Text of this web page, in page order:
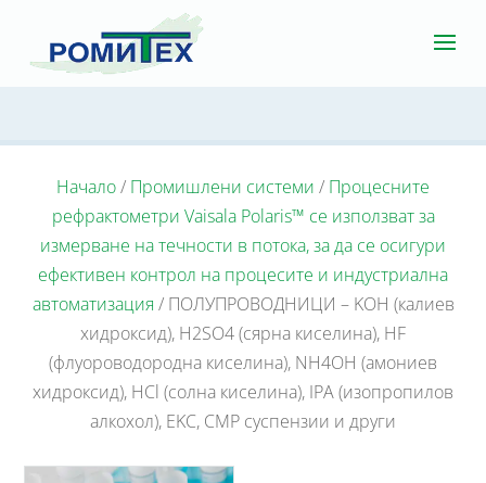
Начало/ Промишлени системи / Процесните
рефрактометри Vaisala Polaris™ се използват за
измерване на течности в потока, за да се осигури
ефективен контрол на процесите и индустриална
автоматизация / ПОЛУПРОВОДНИЦИ – KOH (калиев
хидроксид), H2SO4 (сярна киселина), HF
(флуороводородна киселина), NH4OH (амониев
хидроксид), HCl (солна киселина), IPA (изопропилов
алкохол), EKC, CMP суспензии и други